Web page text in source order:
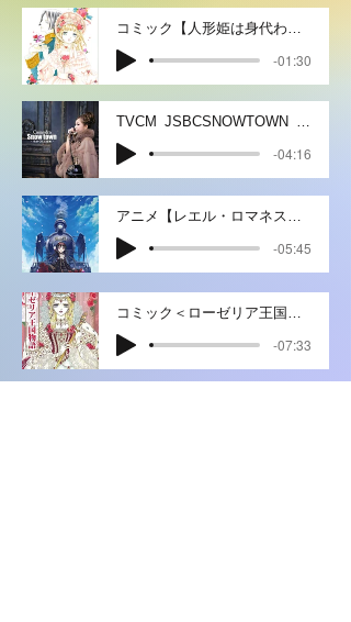
コミック【人形姫は身代わりに氷の王子の元へ嫁ぐ】公式テーマソング／i am you
-01:30
TVCM_JSBCSNOWTOWN_CMソング
-04:16
アニメ【レエル・ロマネスク２】ED／未来行き☆列車
-05:45
コミック＜ローゼリア王国物語＞公式テーマソング
-07:33